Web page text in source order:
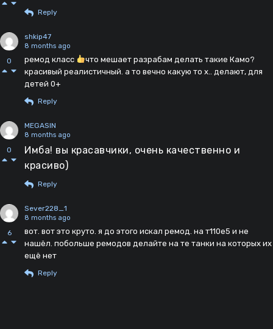
Reply
0
shkip47
8 months ago
ремод класс
что мешает разрабам делать такие Камо?
красивый реалистичный. а то вечно какую то х.. делают, для
детей 0+
Reply
0
MEGASIN
8 months ago
Имба! вы красавчики, очень качественно и
красиво)
Reply
6
Sever228_1
8 months ago
вот. вот это круто. я до этого искал ремод. на т110е5 и не
нашёл. побольше ремодов делайте на те танки на которых их
ещё нет
Reply